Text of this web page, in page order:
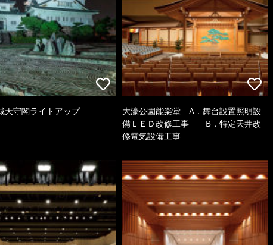
天守閣ライトアップ
大濠公園能楽堂 A．舞台設置照明設
備ＬＥＤ改修工事 B．特定天井改
修電気設備工事